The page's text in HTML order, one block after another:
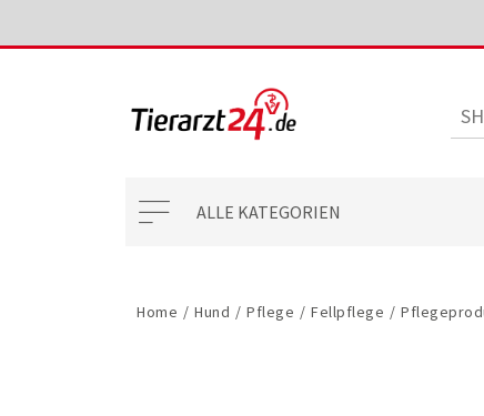
ALLE KATEGORIEN
Home / Hund / Pflege / Fellpflege /